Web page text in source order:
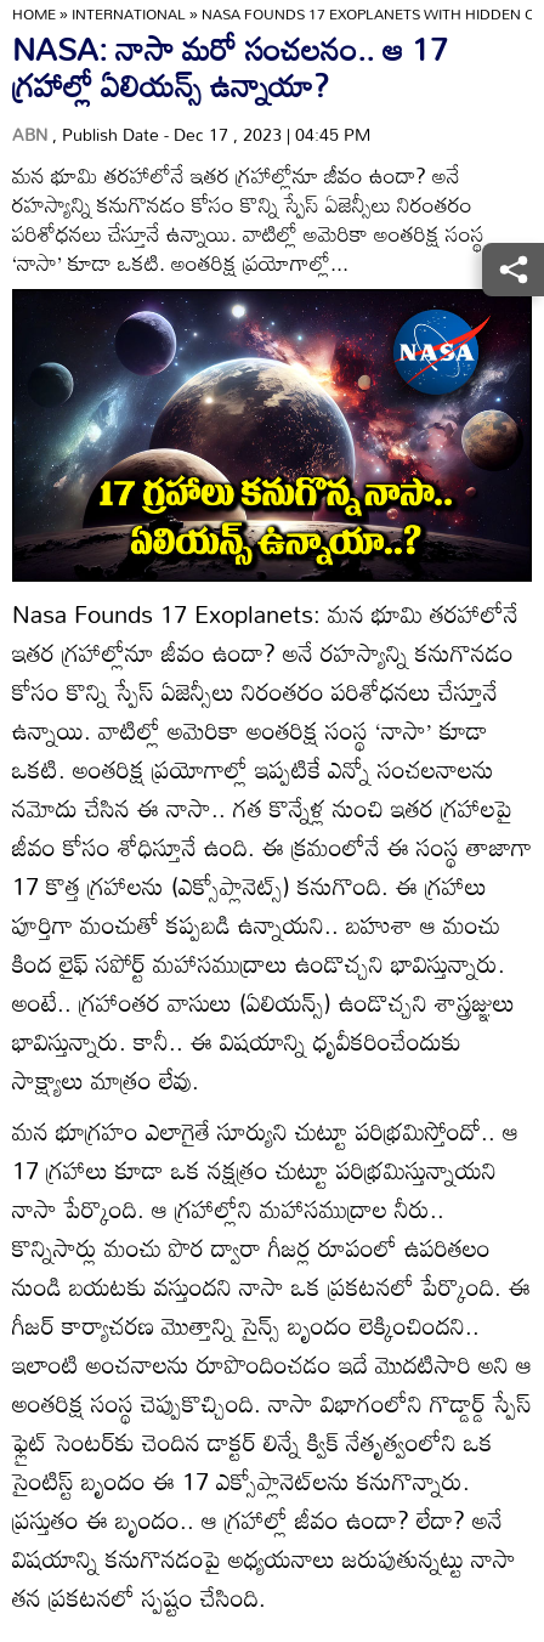
HOME»INTERNATIONAL»NASA FOUNDS 17 EXOPLANETS WITH HIDDEN
NASA: నాసా మరో సంచలనం.. ఆ 17
గ్రహాల్లో ఏలియన్స్ ఉన్నాయా?
ABN, Publish Date - Dec 17 , 2023 | 04:45 PM
మన భూమి తరహాలోనే ఇతర గ్రహాల్లోనూ జీవం ఉందా? అనే
రహస్యాన్ని కనుగొనడం కోసం కొన్ని స్పేస్ ఏజెన్సీలు నిరంతరం
పరిశోధనలు చేస్తూనే ఉన్నాయి. వాటిల్లో అమెరికా అంతరిక్ష సంస్థ
‘నాసా’ కూడా ఒకటి. అంతరిక్ష ప్రయోగాల్లో...
Nasa Founds 17 Exoplanets: మన భూమి తరహాలోనే
ఇతర గ్రహాల్లోనూ జీవం ఉందా? అనే రహస్యాన్ని కనుగొనడం
కోసం కొన్ని స్పేస్ ఏజెన్సీలు నిరంతరం పరిశోధనలు చేస్తూనే
ఉన్నాయి. వాటిల్లో అమెరికా అంతరిక్ష సంస్థ ‘నాసా’ కూడా
ఒకటి. అంతరిక్ష ప్రయోగాల్లో ఇప్పటికే ఎన్నో సంచలనాలను
నమోదు చేసిన ఈ నాసా.. గత కొన్నేళ్ల నుంచి ఇతర గ్రహాలపై
జీవం కోసం శోధిస్తూనే ఉంది. ఈ క్రమంలోనే ఈ సంస్థ తాజాగా
17 కొత్త గ్రహాలను (ఎక్సోప్లానెట్స్) కనుగొంది. ఈ గ్రహాలు
పూర్తిగా మంచుతో కప్పబడి ఉన్నాయని.. బహుశా ఆ మంచు
కింద లైఫ్ సపోర్ట్ మహాసముద్రాలు ఉండొచ్చని భావిస్తున్నారు.
అంటే.. గ్రహాంతర వాసులు (ఏలియన్స్) ఉండొచ్చని శాస్త్రజ్ఞులు
భావిస్తున్నారు. కానీ.. ఈ విషయాన్ని ధృవీకరించేందుకు
సాక్ష్యాలు మాత్రం లేవు.
మన భూగ్రహం ఎలాగైతే సూర్యుని చుట్టూ పరిభ్రమిస్తోందో.. ఆ
17 గ్రహాలు కూడా ఒక నక్షత్రం చుట్టూ పరిభ్రమిస్తున్నాయని
నాసా పేర్కొంది. ఆ గ్రహాల్లోని మహాసముద్రాల నీరు..
కొన్నిసార్లు మంచు పొర ద్వారా గీజర్ల రూపంలో ఉపరితలం
నుండి బయటకు వస్తుందని నాసా ఒక ప్రకటనలో పేర్కొంది. ఈ
గీజర్ కార్యాచరణ మొత్తాన్ని సైన్స్ బృందం లెక్కించిందని..
ఇలాంటి అంచనాలను రూపొందించడం ఇదే మొదటిసారి అని ఆ
అంతరిక్ష సంస్థ చెప్పుకొచ్చింది. నాసా విభాగంలోని గొడ్డార్డ్ స్పేస్
ఫ్లైట్ సెంటర్‌కు చెందిన డాక్టర్ లిన్నే క్విక్ నేతృత్వంలోని ఒక
సైంటిస్ట్ బృందం ఈ 17 ఎక్సోప్లానెట్‌లను కనుగొన్నారు.
ప్రస్తుతం ఈ బృందం.. ఆ గ్రహాల్లో జీవం ఉందా? లేదా? అనే
విషయాన్ని కనుగొనడంపై అధ్యయనాలు జరుపుతున్నట్టు నాసా
తన ప్రకటనలో స్పష్టం చేసింది.